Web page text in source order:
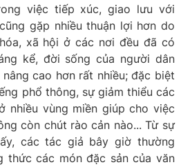
việc tiếp xúc, giao lưu với
gặp nhiều thuận lợi hơn do
xã hội ở các nơi đều đã có
kể, đời sống của người dân
cao hơn rất nhiều; đặc biệt
phổ thông, sự giảm thiểu các
nhiều vùng miền giúp cho việc
còn chút rào cản nào... Từ sự
các tác giả bây giờ thường
thức các món đặc sản của văn